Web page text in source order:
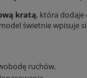
kratą, która dodaje
świetnie wpisuje
ruchów.